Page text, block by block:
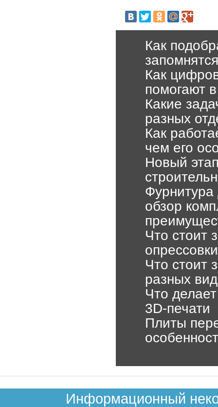
Как
запомнятся
Как
помогают
Какие
разных
Как
чем его
Новый
Фурнитура
обзор
Что стоит
Что стоит
разных
Что
3D-печати
Плиты
Информационный